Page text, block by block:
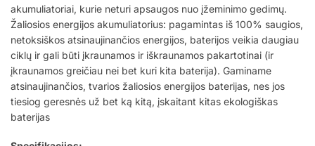
akumuliatoriai, kurie neturi apsaugos nuo įžeminimo gedimų.
Žaliosios energijos akumuliatorius: pagamintas iš 100% saugios,
netoksiškos atsinaujinančios energijos, baterijos veikia daugiau
ciklų ir gali būti įkraunamos ir iškraunamos pakartotinai (ir
įkraunamos greičiau nei bet kuri kita baterija). Gaminame
atsinaujinančios, tvarios žaliosios energijos baterijas, nes jos
tiesiog geresnės už bet ką kitą, įskaitant kitas ekologiškas
baterijas